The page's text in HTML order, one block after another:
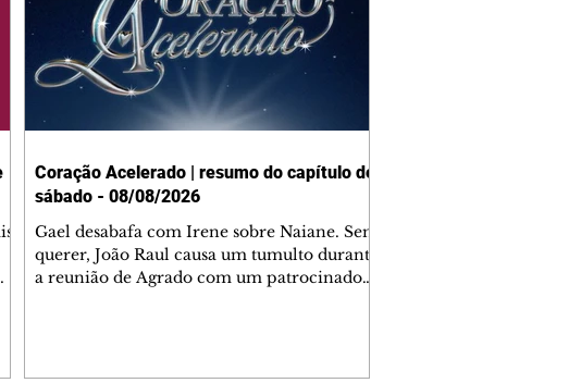
Coração Acelerado | resumo do capítulo de
sábado - 08/08/2026
Gael desabafa com Irene sobre Naiane. Sem
querer, João Raul causa um tumulto durante
a reunião de Agrado com um patrocinador.